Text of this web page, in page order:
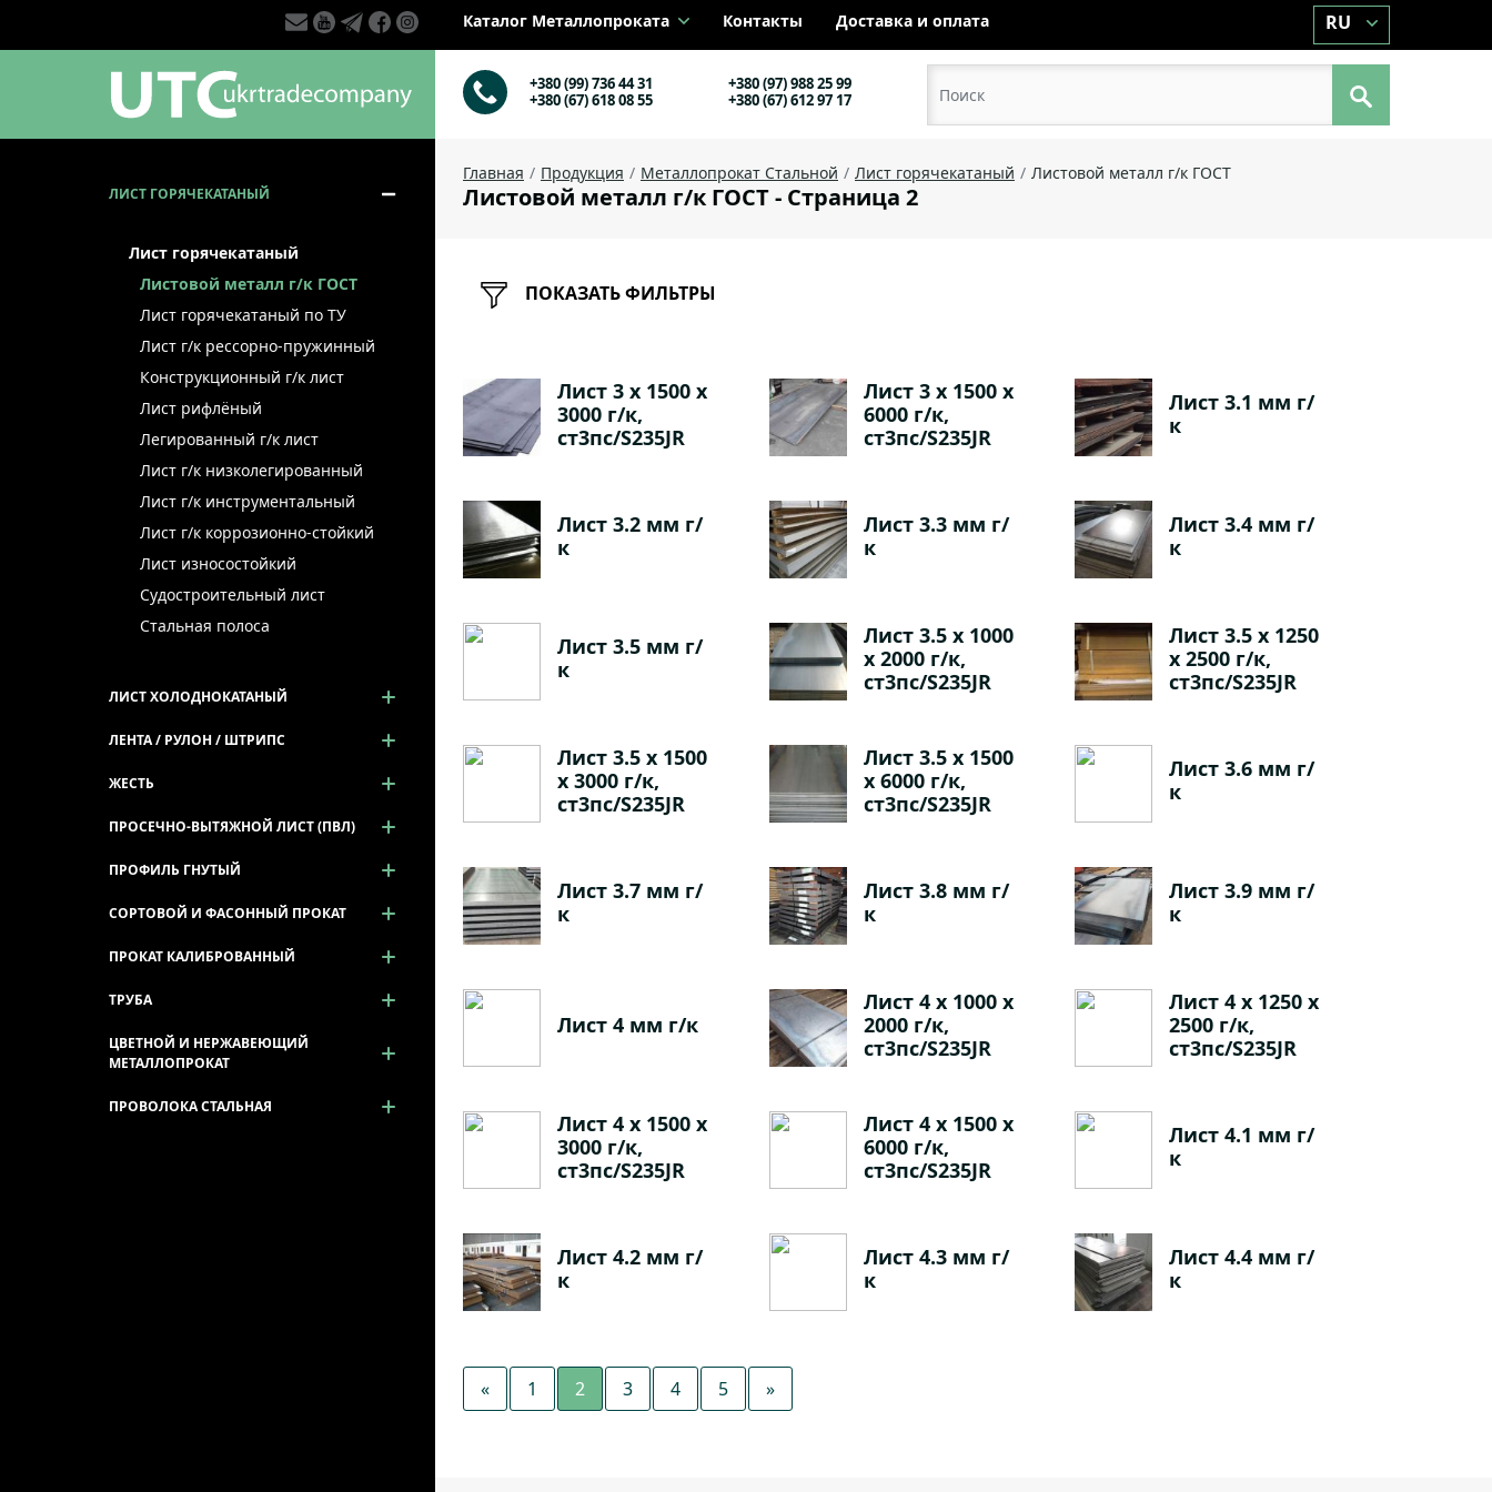
Каталог Металлопроката Контакты Доставка и оплата RU
+380 (99) 736 44 31
+380 (97) 988 25 99
+380 (67) 618 08 55
+380 (67) 612 97 17
Главная Продукция Металлопрокат Стальной Лист горячекатаный Листовой металл г/к ГОСТ
Листовой металл г/к ГОСТ - Страница 2
ПОКАЗАТЬ ФИЛЬТРЫ
Лист 3 х 1500 х
3000 г/к,
ст3пс/S235JR
Лист 3 х 1500 х
6000 г/к,
ст3пс/S235JR
Лист 3.1 мм г/
к
Лист 3.2 мм г/
к
Лист 3.3 мм г/
к
Лист 3.4 мм г/
к
Лист 3.5 мм г/
к
Лист 3.5 х 1000
х 2000 г/к,
ст3пс/S235JR
Лист 3.5 х 1250
х 2500 г/к,
ст3пс/S235JR
Лист 3.5 х 1500
х 3000 г/к,
ст3пс/S235JR
Лист 3.5 х 1500
х 6000 г/к,
ст3пс/S235JR
Лист 3.6 мм г/
к
Лист 3.7 мм г/
к
Лист 3.8 мм г/
к
Лист 3.9 мм г/
к
Лист 4 мм г/к
Лист 4 х 1000 х
2000 г/к,
ст3пс/S235JR
Лист 4 х 1250 х
2500 г/к,
ст3пс/S235JR
Лист 4 х 1500 х
3000 г/к,
ст3пс/S235JR
Лист 4 х 1500 х
6000 г/к,
ст3пс/S235JR
Лист 4.1 мм г/
к
Лист 4.2 мм г/
к
Лист 4.3 мм г/
к
Лист 4.4 мм г/
к
« 1 2 3 4 5 »
ЛИСТ ГОРЯЧЕКАТАНЫЙ
Лист горячекатаный
Листовой металл г/к ГОСТ
Лист горячекатаный по ТУ
Лист г/к рессорно-пружинный
Конструкционный г/к лист
Лист рифлёный
Легированный г/к лист
Лист г/к низколегированный
Лист г/к инструментальный
Лист г/к коррозионно-стойкий
Лист износостойкий
Судостроительный лист
Стальная полоса
ЛИСТ ХОЛОДНОКАТАНЫЙ
ЛЕНТА / РУЛОН / ШТРИПС
ЖЕСТЬ
ПРОСЕЧНО-ВЫТЯЖНОЙ ЛИСТ (ПВЛ)
ПРОФИЛЬ ГНУТЫЙ
СОРТОВОЙ И ФАСОННЫЙ ПРОКАТ
ПРОКАТ КАЛИБРОВАННЫЙ
ТРУБА
ЦВЕТНОЙ И НЕРЖАВЕЮЩИЙ
МЕТАЛЛОПРОКАТ
ПРОВОЛОКА СТАЛЬНАЯ